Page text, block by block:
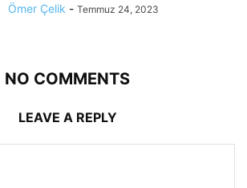
Ömer Çelik - Temmuz 24, 2023
NO COMMENTS
LEAVE A REPLY